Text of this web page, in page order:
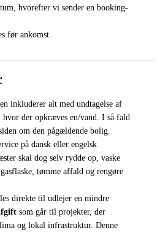
hvorefter vi sender en booking-
før ankomst.
inkluderer alt med undtagelse af
hvor der opkræves en/vand. I så fald
om den pågældende bolig.
på dansk eller engelsk
skal dog selv rydde op, vaske
tømme affald og rengøre
direkte til udlejer en mindre
som går til projekter, der
og lokal infrastruktur. Denne